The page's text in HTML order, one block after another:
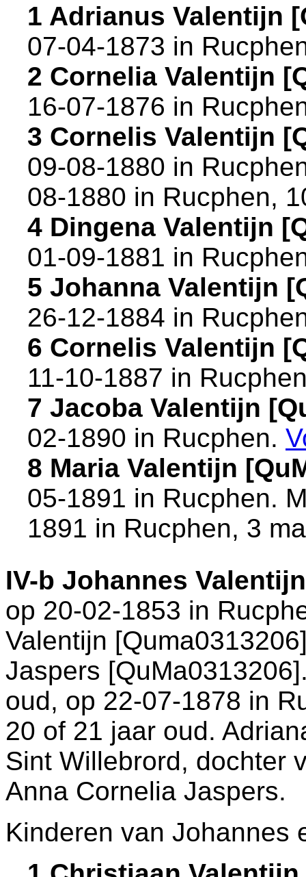
1 Adrianus Valentijn
07-04-1873 in
2 Cornelia Valentijn
16-07-1876 in
3 Cornelis Valentijn
09-08-1880 in
08-1880 in Rucphen,
4 Dingena Valentijn
01-09-1881 in
5 Johanna Valentijn
26-12-1884 in
6 Cornelis Valentijn
11-10-1887 in
7 Jacoba Valentijn
02-1890 in Rucphen.
8 Maria Valentijn
05-1891 in Rucphen.
1891 in Rucphen, 3
IV-b Johannes
op 20-02-1853 in
Valentijn
Jaspers
oud, op 22-07-1878 in
20 of 21 jaar oud.
Sint Willebrord, dochter
Anna Cornelia Jaspers.
Kinderen van Johannes